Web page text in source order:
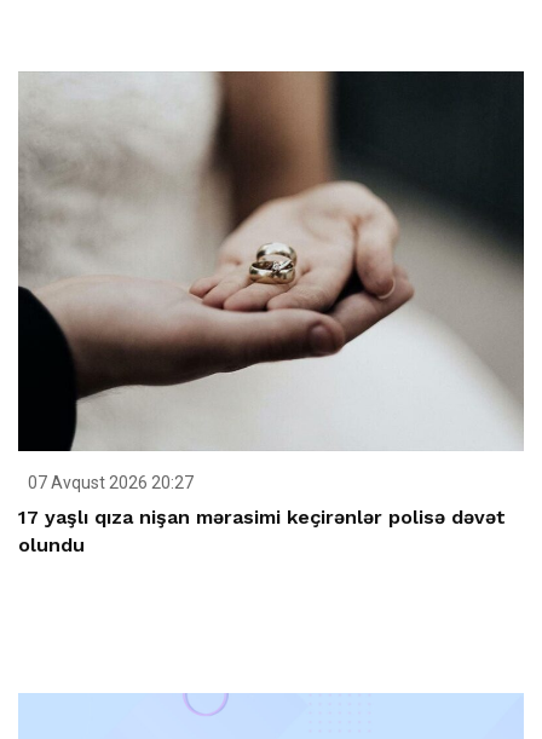
07 Avqust 2026 20:27
17 yaşlı qıza nişan mərasimi keçirənlər polisə dəvət
olundu